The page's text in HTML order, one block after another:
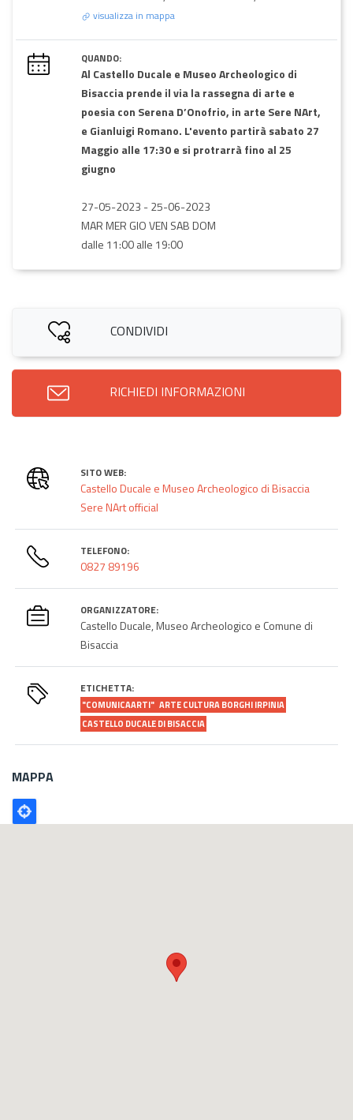
visualizza in mappa
QUANDO:
Al Castello Ducale e Museo Archeologico di
Bisaccia prende il via la rassegna di arte e
poesia con Serena D’Onofrio, in arte Sere NArt,
e Gianluigi Romano. L'evento partirà sabato 27
Maggio alle 17:30 e si protrarrà fino al 25
giugno
27-05-2023 -25-06-2023
MAR MER GIO VEN SAB DOM
dalle 11:00 alle 19:00
CONDIVIDI
RICHIEDI INFORMAZIONI
SITO WEB:
Castello Ducale e Museo Archeologico di Bisaccia
Sere NArt official
TELEFONO:
0827 89196
ORGANIZZATORE:
Castello Ducale, Museo Archeologico e Comune di
Bisaccia
ETICHETTA:
"COMUNICAARTI" ARTE CULTURA BORGHI IRPINIA
CASTELLO DUCALE DI BISACCIA
MAPPA
Poligono
GEO